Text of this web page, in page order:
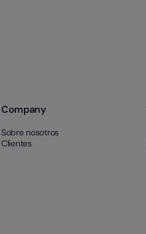
Company
Sobre nosotros
Clientes